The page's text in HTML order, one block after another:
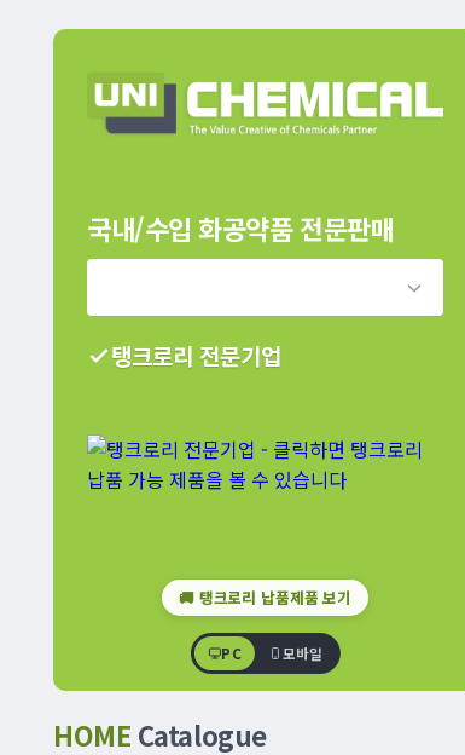
국내/수입 화공약품 전문판매
탱크로리 전문기업
🚚 탱크로리 납품제품 보기
PC 모바일
HOME Catalogue